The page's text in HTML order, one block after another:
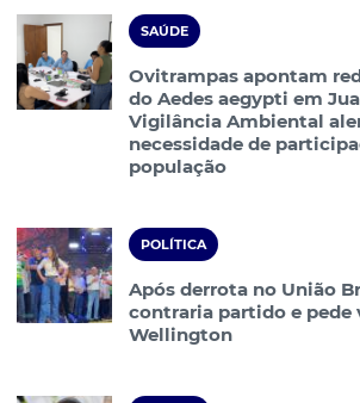
SAÚDE
Ovitrampas apontam
do Aedes aegypti em
Vigilância Ambiental
necessidade de
população
POLÍTICA
Após derrota no União
contraria partido e pede
Wellington